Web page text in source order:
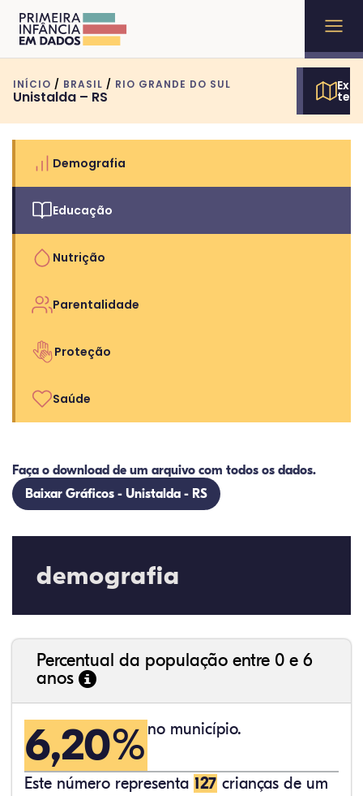
INÍCIO / BRASIL / RIO GRANDE DO SUL
Unistalda – RS
Demografia
Educação
Nutrição
Parentalidade
Proteção
Saúde
Faça o download de um arquivo com todos os dados.
Baixar Gráficos - Unistalda - RS
demografia
Percentual da população entre 0 e 6
anos
6,20% no município.
Este número representa 127 crianças de um